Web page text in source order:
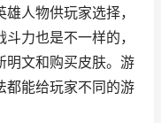
人物供玩家选择，
力也是不一样的，
明文和购买皮肤。游
都能给玩家不同的游